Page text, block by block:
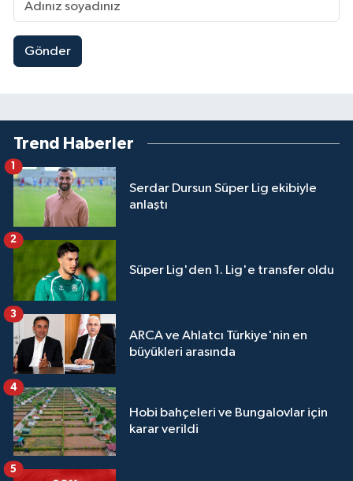
Gönder
Trend Haberler
Serdar Dursun Süper Lig ekibiyle
anlaştı
1
Süper Lig'den 1. Lig'e transfer oldu
2
ARCA ve Ahlatcı Türkiye'nin en
büyükleri arasında
3
Hobi bahçeleri ve Bungalovlar için
karar verildi
4
5